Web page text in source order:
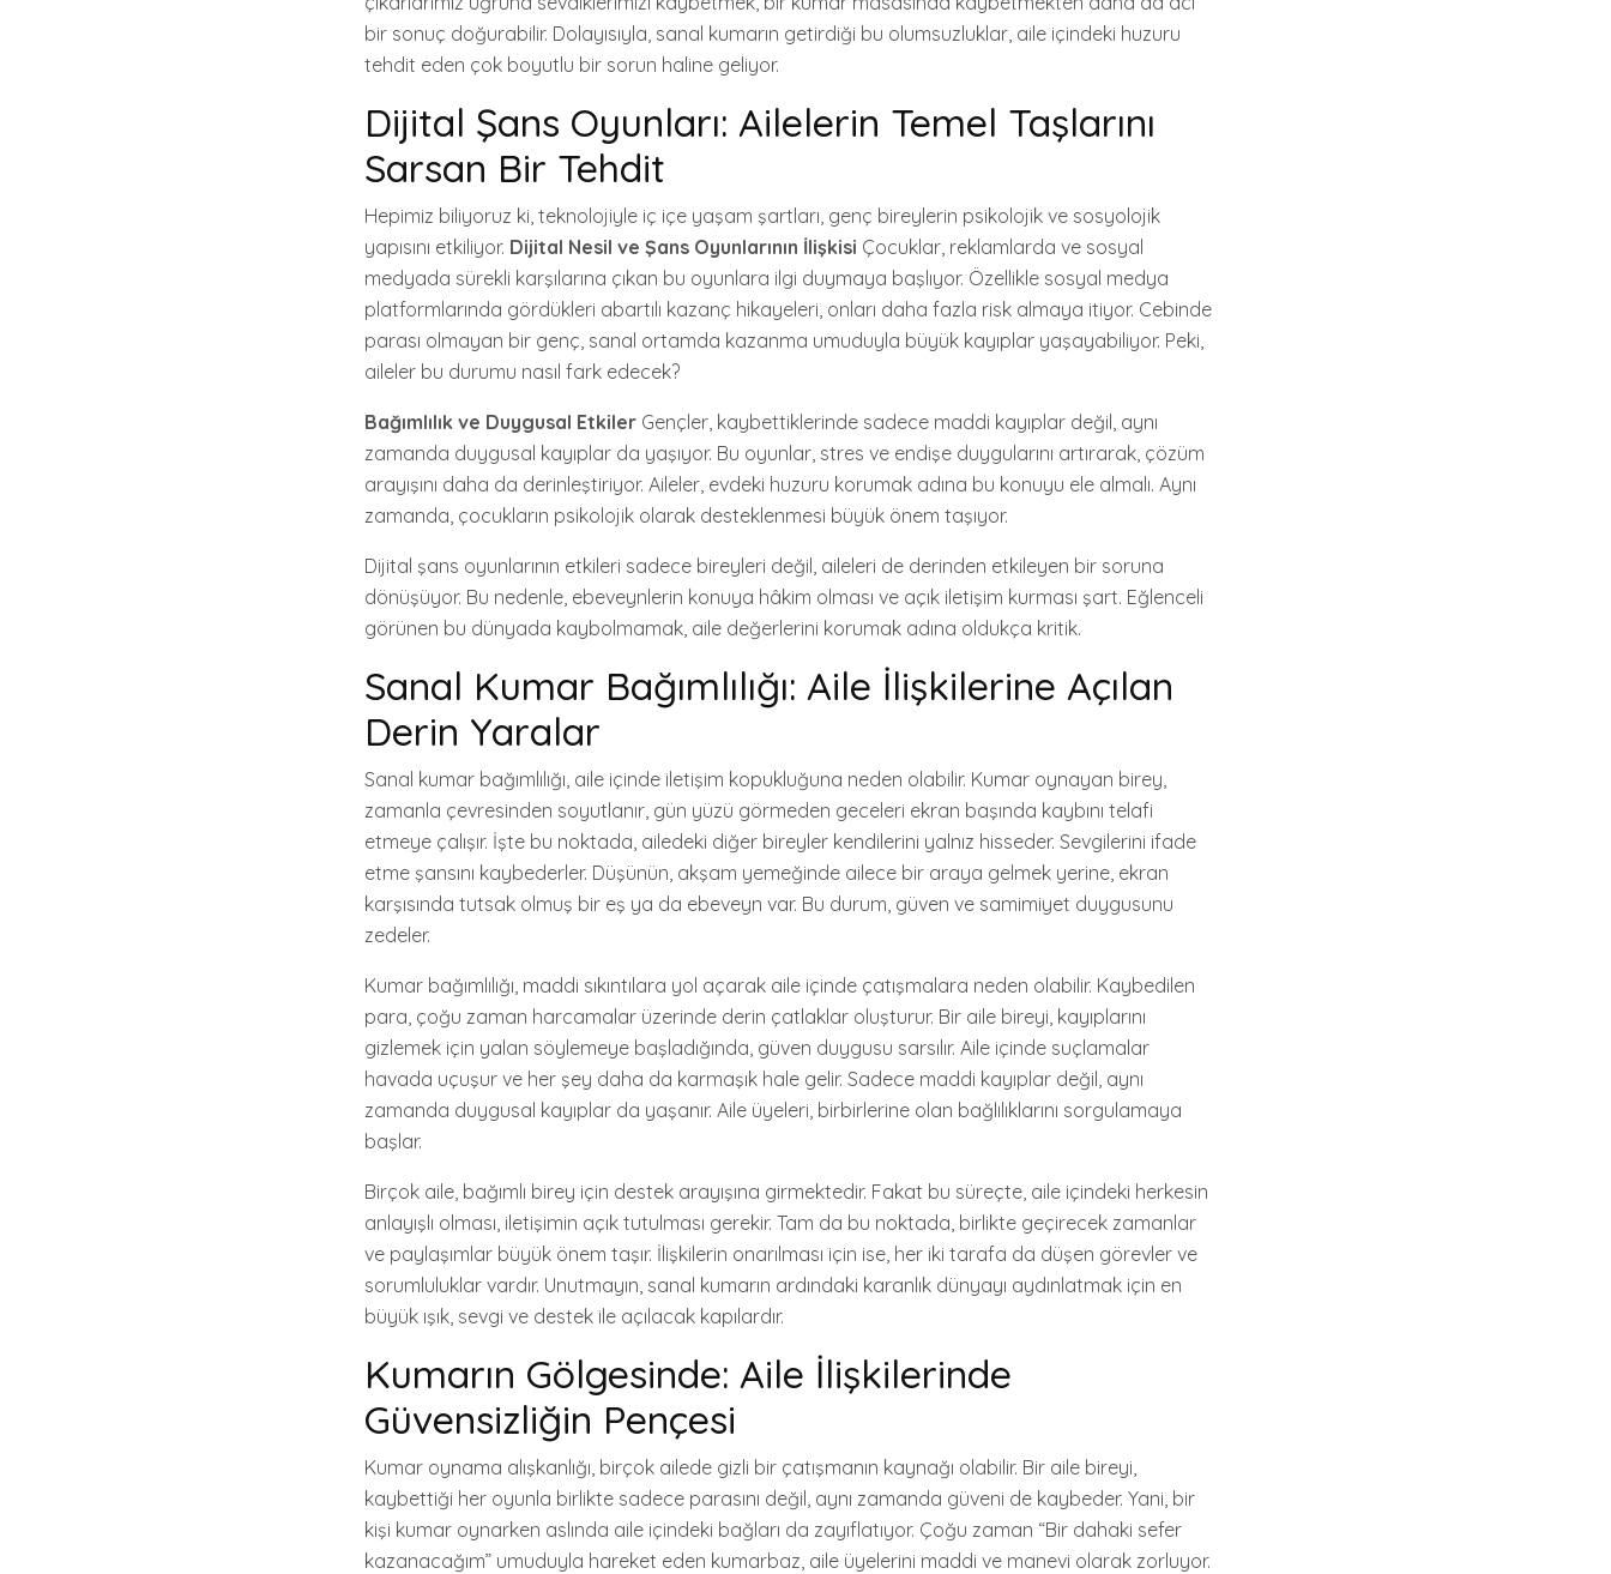
bir sonuç doğurabilir. Dolayısıyla, sanal kumarın getirdiği bu olumsuzluklar, aile içindeki huzuru
tehdit eden çok boyutlu bir sorun haline geliyor.
Dijital Şans Oyunları: Ailelerin Temel Taşlarını
Sarsan Bir Tehdit
Hepimiz biliyoruz ki, teknolojiyle iç içe yaşam şartları, genç bireylerin psikolojik ve sosyolojik
yapısını etkiliyor. Dijital Nesil ve Şans Oyunlarının İlişkisi Çocuklar, reklamlarda ve sosyal
medyada sürekli karşılarına çıkan bu oyunlara ilgi duymaya başlıyor. Özellikle sosyal medya
platformlarında gördükleri abartılı kazanç hikayeleri, onları daha fazla risk almaya itiyor. Cebinde
parası olmayan bir genç, sanal ortamda kazanma umuduyla büyük kayıplar yaşayabiliyor. Peki,
aileler bu durumu nasıl fark edecek?
Bağımlılık ve Duygusal Etkiler Gençler, kaybettiklerinde sadece maddi kayıplar değil, aynı
zamanda duygusal kayıplar da yaşıyor. Bu oyunlar, stres ve endişe duygularını artırarak, çözüm
arayışını daha da derinleştiriyor. Aileler, evdeki huzuru korumak adına bu konuyu ele almalı. Aynı
zamanda, çocukların psikolojik olarak desteklenmesi büyük önem taşıyor.
Dijital şans oyunlarının etkileri sadece bireyleri değil, aileleri de derinden etkileyen bir soruna
dönüşüyor. Bu nedenle, ebeveynlerin konuya hâkim olması ve açık iletişim kurması şart. Eğlenceli
görünen bu dünyada kaybolmamak, aile değerlerini korumak adına oldukça kritik.
Sanal Kumar Bağımlılığı: Aile İlişkilerine Açılan
Derin Yaralar
Sanal kumar bağımlılığı, aile içinde iletişim kopukluğuna neden olabilir. Kumar oynayan birey,
zamanla çevresinden soyutlanır, gün yüzü görmeden geceleri ekran başında kaybını telafi
etmeye çalışır. İşte bu noktada, ailedeki diğer bireyler kendilerini yalnız hisseder. Sevgilerini ifade
etme şansını kaybederler. Düşünün, akşam yemeğinde ailece bir araya gelmek yerine, ekran
karşısında tutsak olmuş bir eş ya da ebeveyn var. Bu durum, güven ve samimiyet duygusunu
zedeler.
Kumar bağımlılığı, maddi sıkıntılara yol açarak aile içinde çatışmalara neden olabilir. Kaybedilen
para, çoğu zaman harcamalar üzerinde derin çatlaklar oluşturur. Bir aile bireyi, kayıplarını
gizlemek için yalan söylemeye başladığında, güven duygusu sarsılır. Aile içinde suçlamalar
havada uçuşur ve her şey daha da karmaşık hale gelir. Sadece maddi kayıplar değil, aynı
zamanda duygusal kayıplar da yaşanır. Aile üyeleri, birbirlerine olan bağlılıklarını sorgulamaya
başlar.
Birçok aile, bağımlı birey için destek arayışına girmektedir. Fakat bu süreçte, aile içindeki herkesin
anlayışlı olması, iletişimin açık tutulması gerekir. Tam da bu noktada, birlikte geçirecek zamanlar
ve paylaşımlar büyük önem taşır. İlişkilerin onarılması için ise, her iki tarafa da düşen görevler ve
sorumluluklar vardır. Unutmayın, sanal kumarın ardındaki karanlık dünyayı aydınlatmak için en
büyük ışık, sevgi ve destek ile açılacak kapılardır.
Kumarın Gölgesinde: Aile İlişkilerinde
Güvensizliğin Pençesi
Kumar oynama alışkanlığı, birçok ailede gizli bir çatışmanın kaynağı olabilir. Bir aile bireyi,
kaybettiği her oyunla birlikte sadece parasını değil, aynı zamanda güveni de kaybeder. Yani, bir
kişi kumar oynarken aslında aile içindeki bağları da zayıflatıyor. Çoğu zaman “Bir dahaki sefer
kazanacağım” umuduyla hareket eden kumarbaz, aile üyelerini maddi ve manevi olarak zorluyor.